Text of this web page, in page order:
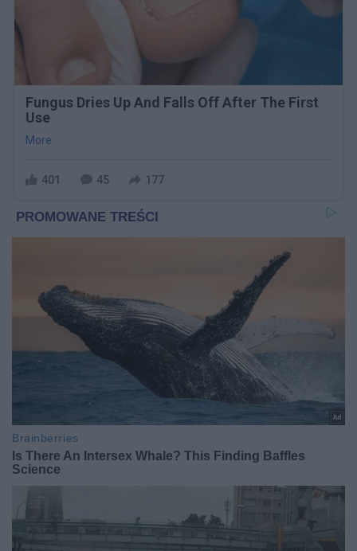
Fungus Dries Up And Falls Off After The First
Use
More
401 45 177